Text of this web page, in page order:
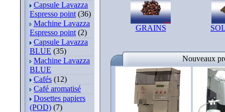
Capsule Lavazza
Espresso point (36)
Machine Lavazza
Espresso point (2)
Capsule Lavazza
BLUE (35)
Machine Lavazza
BLUE
Cafés (12)
Café aromatisé
Dosettes papiers
(POD) (7)
GRAINS
Nouveaux